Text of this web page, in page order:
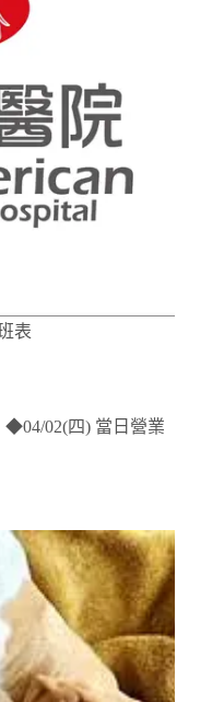
表
◆04/02(四) 當日營業